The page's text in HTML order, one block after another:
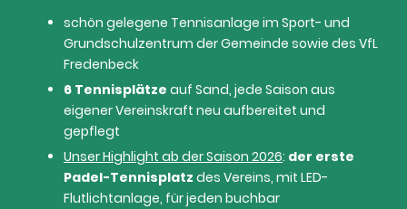
schön gelegene Tennisanlage im Sport- und
Grundschulzentrum der Gemeinde sowie des VfL
Fredenbeck
6 Tennisplätze auf Sand, jede Saison aus
eigener Vereinskraft neu aufbereitet und
gepflegt
Unser Highlight ab der Saison 2026: der erste
Padel-Tennisplatz des Vereins, mit LED-
Flutlichtanlage, für jeden buchbar